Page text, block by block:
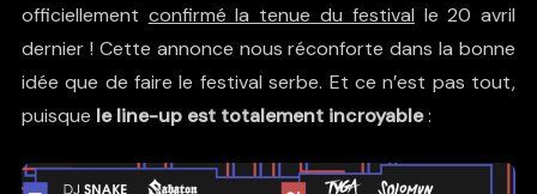
officiellement confirmé la tenue du festival le 20 avril
dernier ! Cette annonce nous réconforte dans la bonne
idée que de faire le festival serbe. Et ce n’est pas tout,
puisque le line-up est totalement incroyable: